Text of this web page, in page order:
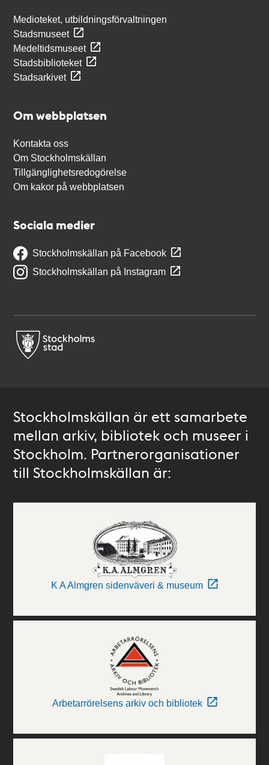
Medioteket, utbildningsförvaltningen
Stadsmuseet
Medeltidsmuseet
Stadsbiblioteket
Stadsarkivet
Om webbplatsen
Kontakta oss
Om Stockholmskällan
Tillgänglighetsredogörelse
Om kakor på webbplatsen
Sociala medier
Stockholmskällan på Facebook
Stockholmskällan på Instagram
Stockholmskällan är ett samarbete
mellan arkiv, bibliotek och museer i
Stockholm. Partnerorganisationer
till Stockholmskällan är:
K A Almgren sidenväveri & museum
Arbetarrörelsens arkiv och bibliotek